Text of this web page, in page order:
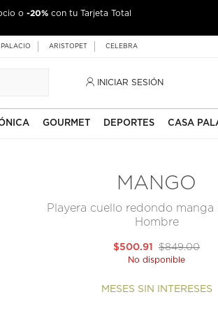
o -20% con tu Tarjeta Total
Palacio
ARISTOPET CELEBRA
INICIAR SESIÓN
GOURMET DEPORTES CASA
MANGO
Playera cuello redondo manga
Hombre
$849.00
$500.91
No disponible
MESES SIN INTERESES